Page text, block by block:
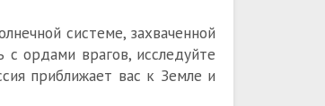
системе, захваченной
с ордами врагов, исследуйте
приближает вас к Земле и